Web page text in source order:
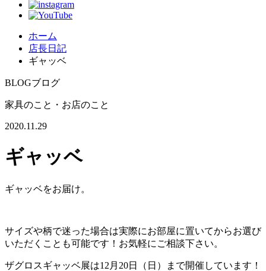
ホーム
店長日記
ギャッベ
BLOGブログ
家具のこと・お店のこと
2020.11.29
ギャッベ
ギャッベをお届け。
サイズや柄で迷った場合は実際にお部屋に置いてからお選び
いただくことも可能です！お気軽にご相談下さい。
ザグロスギャッベ展は12月20日（日）まで開催しています！